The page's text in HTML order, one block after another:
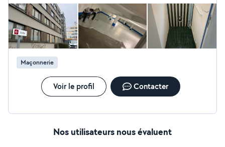
rebouchage de trous et fissures Ponçage et lissage
Traitement de l'humidité si nécessaire Rénovation
intérieure Petits travaux de remise en état
Pose de revêtements muraux (papier peint, toile
de verre) Pose de sols simples (PVC, stratifié)
Petits travaux & finitions Montage/démontage
Retouches et finitions propres Nettoyage de
chantier Travail soigné Respect des délais Conseils
personnalisés Devis rapide et gratuit Disponible
rapidement Possibilité de montrer des photos de
Maçonnerie
Voir le profil Contacter
Nos utilisateurs nous évaluent